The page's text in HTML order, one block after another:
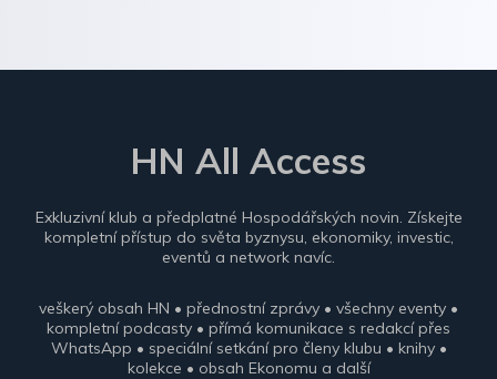
HN All Access
Exkluzivní klub a předplatné Hospodářských novin. Získejte
kompletní přístup do světa byznysu, ekonomiky, investic,
eventů a network navíc.
veškerý obsah HN • přednostní zprávy • všechny eventy •
kompletní podcasty • přímá komunikace s redakcí přes
WhatsApp • speciální setkání pro členy klubu • knihy •
kolekce • obsah Ekonomu a další